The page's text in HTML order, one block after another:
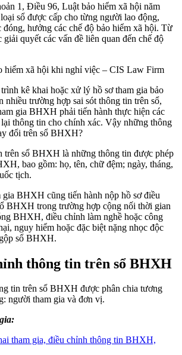
1, Điều 96, Luật bảo hiểm xã hội năm
sổ được cấp cho từng người lao động,
đóng, hưởng các chế độ bảo hiểm xã hội. Từ
giải quyết các vấn đề liên quan đến chế độ
kê khai hoặc xử lý hồ sơ tham gia bảo
nhiều trường hợp sai sót thông tin trên sổ,
gia BHXH phải tiến hành thực hiện các
thông tin cho chính xác. Vậy những thông
đổi trên sổ BHXH?
trên sổ BHXH là những thông tin được phép
bao gồm: họ, tên, chữ đệm; ngày, tháng,
tịch.
BHXH cũng tiến hành nộp hồ sơ điều
BHXH trong trường hợp cộng nối thời gian
BHXH, điều chỉnh làm nghề hoặc công
nguy hiểm hoặc đặc biệt nặng nhọc độc
sổ BHXH.
thông tin trên sổ BHXH
tin trên sổ BHXH được phân chia tương
người tham gia và đơn vị.
tham gia, điều chỉnh thông tin BHXH,